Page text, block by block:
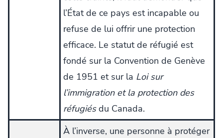
l’État de ce pays est incapable ou
refuse de lui offrir une protection
efficace. Le statut de réfugié est
fondé sur la Convention de Genève
de 1951 et sur la Loi sur
l’immigration et la protection des
réfugiésdu Canada.
À l’inverse, une personne à protéger